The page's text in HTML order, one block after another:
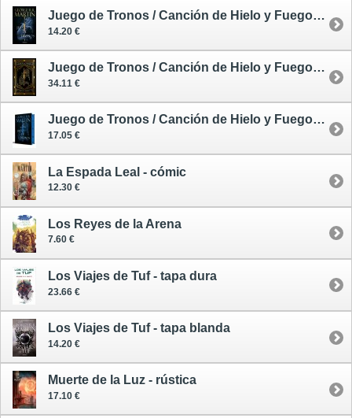
Juego de Tronos / Canción de Hielo y Fuego 1 - tapa blanda - edición limitada
14.20 €
Juego de Tronos / Canción de Hielo y Fuego 1 - tapa dura ilustrada
34.11 €
Juego de Tronos / Canción de Hielo y Fuego 1 - edición limitada tintada
17.05 €
La Espada Leal - cómic
12.30 €
Los Reyes de la Arena
7.60 €
Los Viajes de Tuf - tapa dura
23.66 €
Los Viajes de Tuf - tapa blanda
14.20 €
Muerte de la Luz - rústica
17.10 €